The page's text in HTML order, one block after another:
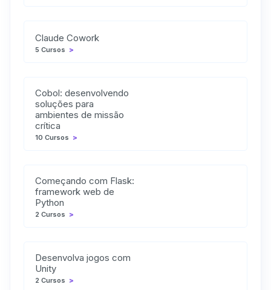
Claude Cowork
5 Cursos >
Cobol: desenvolvendo
soluções para
ambientes de missão
crítica
10 Cursos >
Começando com Flask:
framework web de
Python
2 Cursos >
Desenvolva jogos com
Unity
2 Cursos >